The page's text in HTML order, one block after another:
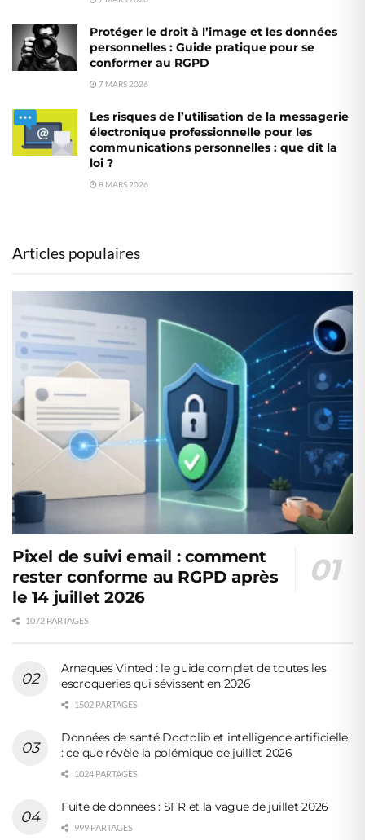
Protéger le droit à l’image et les données
personnelles : Guide pratique pour se
conformer au RGPD
7 MARS 2026
Les risques de l’utilisation de la messagerie
électronique professionnelle pour les
communications personnelles : que dit la
loi ?
8 MARS 2026
Articles populaires
Pixel de suivi email : comment
rester conforme au RGPD après
le 14 juillet 2026
1072 PARTAGES
Arnaques Vinted : le guide complet de toutes les
escroqueries qui sévissent en 2026
1502 PARTAGES
Données de santé Doctolib et intelligence artificielle
: ce que révèle la polémique de juillet 2026
1024 PARTAGES
Fuite de donnees : SFR et la vague de juillet 2026
999 PARTAGES